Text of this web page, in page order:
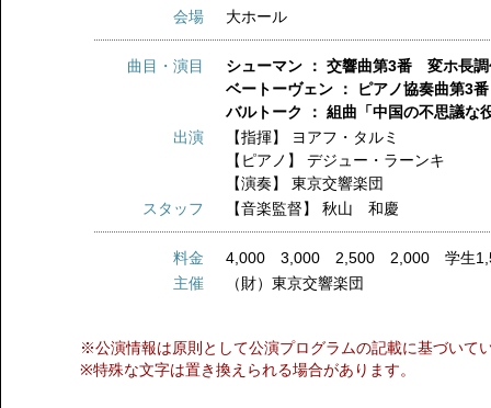
会場 大ホール
曲目・演目
シューマン ： 交響曲第3番 変ホ長
ベートーヴェン ： ピアノ協奏曲第3
バルトーク ： 組曲「中国の不思議な
出演
【指揮】
ヨアフ・タルミ
【ピアノ】デジュー・ラーンキ
【演奏】東京交響楽団
スタッフ
【音楽監督】秋山 和慶
料金
4,000 3,000 2,500 2,000 学生
主催
（財）東京交響楽団
※公演情報は原則として公演プログラムの記載に基づいて
※特殊な文字は置き換えられる場合があります。